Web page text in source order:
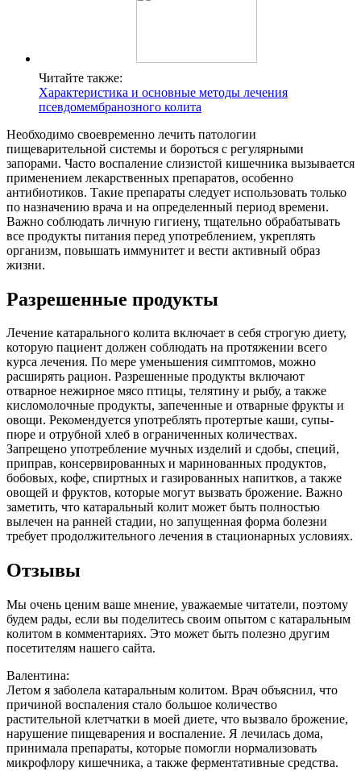
Читайте также:
Характеристика и основные методы лечения
псевдомембранозного колита
Необходимо своевременно лечить патологии
пищеварительной системы и бороться с регулярными
запорами. Часто воспаление слизистой кишечника вызывается
применением лекарственных препаратов, особенно
антибиотиков. Такие препараты следует использовать только
по назначению врача и на определенный период времени.
Важно соблюдать личную гигиену, тщательно обрабатывать
все продукты питания перед употреблением, укреплять
организм, повышать иммунитет и вести активный образ
жизни.
Разрешенные продукты
Лечение катарального колита включает в себя строгую диету,
которую пациент должен соблюдать на протяжении всего
курса лечения. По мере уменьшения симптомов, можно
расширять рацион. Разрешенные продукты включают
отварное нежирное мясо птицы, телятину и рыбу, а также
кисломолочные продукты, запеченные и отварные фрукты и
овощи. Рекомендуется употреблять протертые каши, супы-
пюре и отрубной хлеб в ограниченных количествах.
Запрещено употребление мучных изделий и сдобы, специй,
приправ, консервированных и маринованных продуктов,
бобовых, кофе, спиртных и газированных напитков, а также
овощей и фруктов, которые могут вызвать брожение. Важно
заметить, что катаральный колит может быть полностью
вылечен на ранней стадии, но запущенная форма болезни
требует продолжительного лечения в стационарных условиях.
Отзывы
Мы очень ценим ваше мнение, уважаемые читатели, поэтому
будем рады, если вы поделитесь своим опытом с катаральным
колитом в комментариях. Это может быть полезно другим
посетителям нашего сайта.
Валентина:
Летом я заболела катаральным колитом. Врач объяснил, что
причиной воспаления стало большое количество
растительной клетчатки в моей диете, что вызвало брожение,
нарушение пищеварения и воспаление. Я лечилась дома,
принимала препараты, которые помогли нормализовать
микрофлору кишечника, а также ферментативные средства.